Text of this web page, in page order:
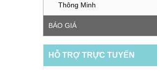
Thông Minh
BÁO GIÁ
HỖ TRỢ TRỰC TUYẾN